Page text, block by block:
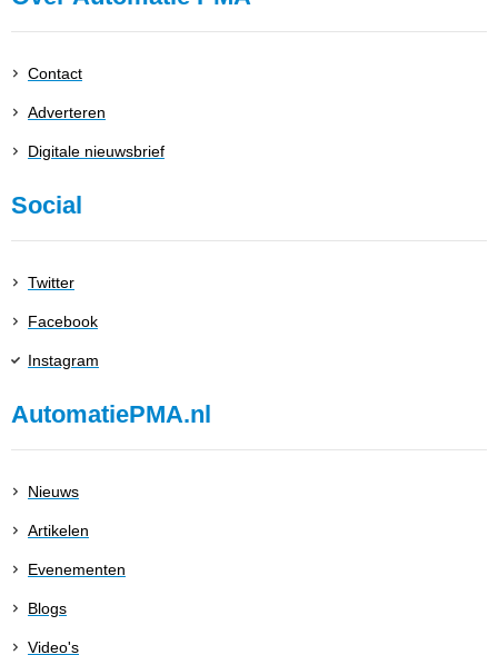
Contact
Adverteren
Digitale nieuwsbrief
Social
Twitter
Facebook
Instagram
AutomatiePMA.nl
Nieuws
Artikelen
Evenementen
Blogs
Video's